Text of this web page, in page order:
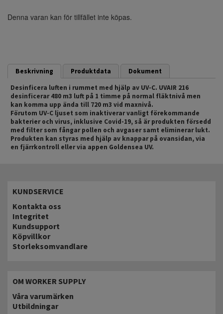
Denna varan kan för tillfället inte köpas.
Beskrivning Produktdata
Dokument
Desinficera luften i rummet med hjälp av UV-C. UVAIR 216
desinficerar 480 m3 luft på 1 timme på normal fläktnivå men
kan komma upp ända till 720 m3 vid maxnivå.
Förutom UV-C ljuset som inaktiverar vanligt förekommande
bakterier och virus, inklusive Covid-19, så är produkten försedd
med filter som fångar pollen och avgaser samt eliminerar lukt.
Produkten kan styras med hjälp av knappar på ovansidan, via
en fjärrkontroll eller via appen Goldensea UV.
KUNDSERVICE
Kontakta oss
Integritet
Kundsupport
Köpvillkor
Storleksomvandlare
OM WORKER SUPPLY
Våra varumärken
Utbildningar